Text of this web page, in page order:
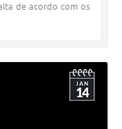
de acordo com os
JAN
14